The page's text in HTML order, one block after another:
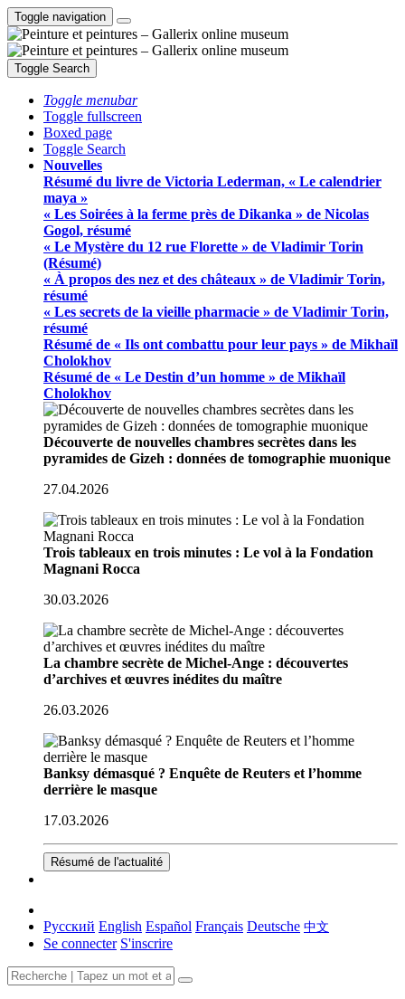
Toggle navigation
Toggle Search
Toggle menubar
Toggle fullscreen
Boxed page
Toggle Search
Nouvelles
Résumé du livre de Victoria Lederman, « Le calendrier
maya »
« Les Soirées à la ferme près de Dikanka » de Nicolas
Gogol, résumé
« Le Mystère du 12 rue Florette » de Vladimir Torin
(Résumé)
« À propos des nez et des châteaux » de Vladimir Torin,
résumé
« Les secrets de la vieille pharmacie » de Vladimir Torin,
résumé
Résumé de « Ils ont combattu pour leur pays » de Mikhaïl
Cholokhov
Résumé de « Le Destin d’un homme » de Mikhaïl
Cholokhov
Découverte de nouvelles chambres secrètes dans les
pyramides de Gizeh : données de tomographie muonique
27.04.2026
Trois tableaux en trois minutes : Le vol à la Fondation
Magnani Rocca
30.03.2026
La chambre secrète de Michel-Ange : découvertes
d’archives et œuvres inédites du maître
26.03.2026
Banksy démasqué ? Enquête de Reuters et l’homme
derrière le masque
17.03.2026
Résumé de l'actualité
Русский English Español Français Deutsche 中文
Se connecter S'inscrire